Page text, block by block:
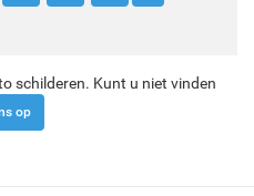
schilderen. Kunt u niet vinden
op